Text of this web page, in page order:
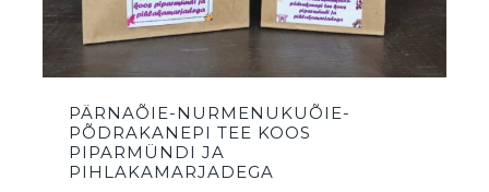
PÄRNAÕIE-NURMENUKUÕIE-
PÕDRAKANEPI TEE KOOS
PIPARMÜNDI JA
PIHLAKAMARJADEGA